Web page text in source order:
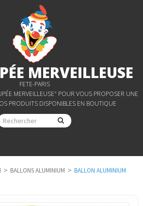
MERVEILLEUSE
FETE-PARIS
MERVEILLEUSE" POUR VOUS PROPOSER UNE
PRODUITS DISPONIBLES EN BOUTIQUE
> BALLONS ALUMINIUM > BALLON ALUMINIUM